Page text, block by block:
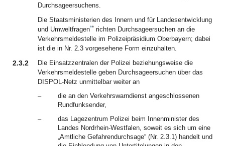
Durchsageersuchens.
Die Staatsministerien des Innern und für Landesentwicklung
und Umweltfragen** richten Durchsageersuchen an die
Verkehrsmeldestelle im Polizeipräsidium Oberbayern; dabei
ist die in Nr. 2.3 vorgesehene Form einzuhalten.
2.3.2
Die Einsatzzentralen der Polizei beziehungsweise die
Verkehrsmeldestelle geben Durchsageersuchen über das
DISPOL-Netz unmittelbar weiter an
–
die an den Verkehrswarndienst angeschlossenen
Rundfunksender,
–
das Lagezentrum Polizei beim Innenminister des
Landes Nordrhein-Westfalen, soweit es sich um eine
„Amtliche Gefahrendurchsage“ (Nr. 2.3.1) handelt und